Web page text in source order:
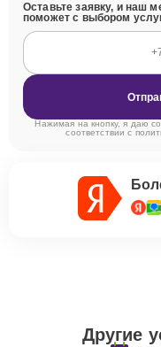
Оставьте заявку, и наш
поможет с выбором
Нажимая на кнопку, я даю
соответствии с
Другие